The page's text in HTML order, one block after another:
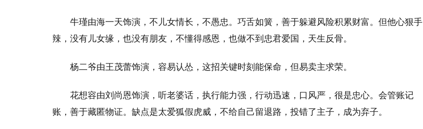
牛瑾由海一天饰演，不儿女情长，不愚忠。巧舌如簧，善于躲避风险积累财富。但他心狠手
辣，没有儿女缘，也没有朋友，不懂得感恩，也做不到忠君爱国，天生反骨。
杨二爷由王茂蕾饰演，容易认怂，这招关键时刻能保命，但易卖主求荣。
花想容由刘尚恩饰演，听老婆话，执行能力强，行动迅速，口风严，很是忠心。会管账记
账，善于藏匿物证。缺点是太爱狐假虎威，不给自己留退路，投错了主子，成为弃子。